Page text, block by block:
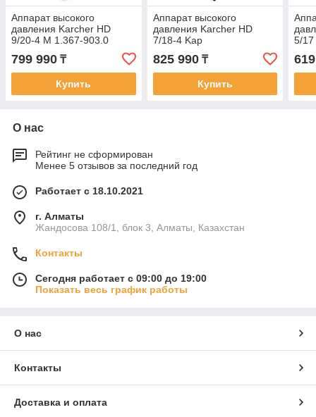
Аппарат высокого
давления Karcher HD
9/20-4 M 1.367-903.0
799 990 ₸
Купить
Аппарат высокого
давления Karcher HD
7/18-4 Kap
825 990₸
Купить
5/17
О нас
Рейтинг не сформирован
Менее 5 отзывов за последний год
Работает с 18.10.2021
г. Алматы
Жандосова 108/1, блок 3, Алматы, Казахстан
Контакты
Сегодня работает с 09:00 до 19:00
Показать весь график работы
О нас
Контакты
Доставка и оплата